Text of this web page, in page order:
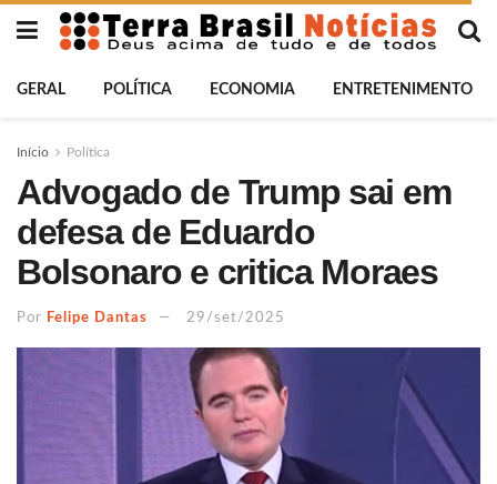
GERAL POLÍTICA ECONOMIA ENTRETENIMENTO
Início Política
Advogado de Trump sai em
defesa de Eduardo
Bolsonaro e critica Moraes
Por Felipe Dantas 29/set/2025